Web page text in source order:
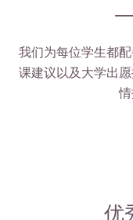
我们为每位学生都
课建议以及大学出
优